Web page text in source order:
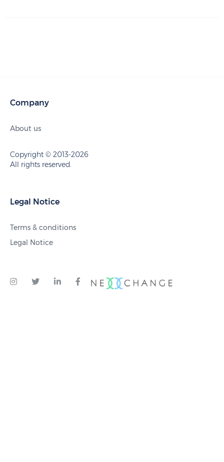
Company
About us
Copyright © 2013-2026
All rights reserved.
Legal Notice
Terms & conditions
Legal Notice